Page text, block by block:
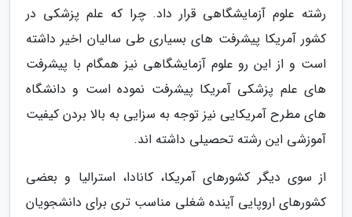
رشته علوم آزمایشگاهی قرار داد. چرا که علم پزشکی در
کشور آمریکا پیشرفت های بسیاری طی سالیان اخیر داشته
است و از این رو علوم آزمایشگاهی نیز همگام با پیشرفت
های علم پزشکی آمریکا پیشرفت نموده است و دانشگاه
های مطرح آمریکایی نیز توجه به سزایی به بالا بردن کیفیت
آموزشی این رشته تحصیلی داشته اند.
از سوی دیگر کشورهای آمریکا، کانادا، استرالیا و بعضی
کشورهای اروپایی آینده شغلی مناسب تری برای دانشجویان